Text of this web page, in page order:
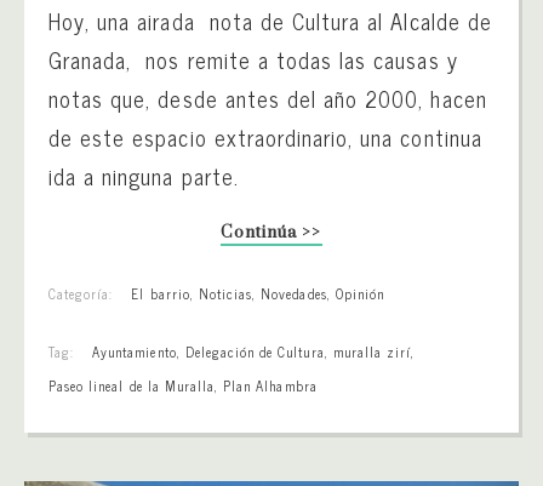
Hoy, una airada nota de Cultura al Alcalde de
Granada, nos remite a todas las causas y
notas que, desde antes del año 2000, hacen
de este espacio extraordinario, una continua
ida a ninguna parte.
Continúa >>
Categoría: El barrio, Noticias, Novedades, Opinión
Tag: Ayuntamiento, Delegación de Cultura, muralla zirí,
Paseo lineal de la Muralla, Plan Alhambra